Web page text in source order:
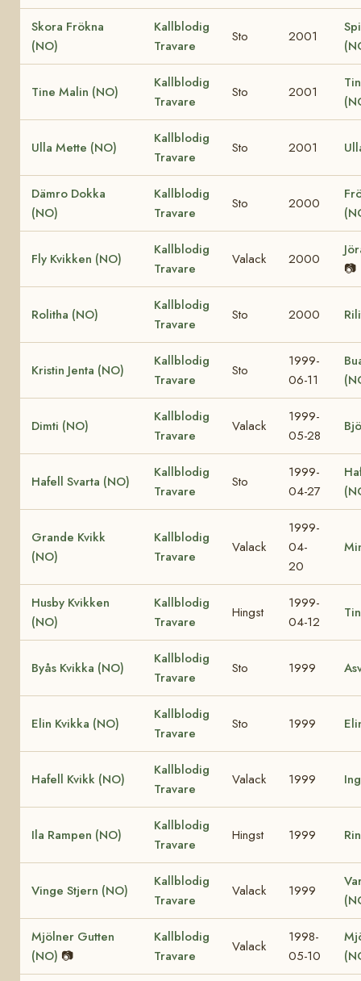
Skora Frökna
(NO)
Kallblodig
Travare
Sto 2001
Tine Malin (NO)
Kallblodig
Travare
Sto 2001
Ulla Mette (NO)
Kallblodig
Travare
Sto 2001
Dämro Dokka
(NO)
Kallblodig
Travare
Sto 2000
Fly Kvikken (NO)
Kallblodig
Travare
Valack 2000
📷
Rolitha (NO)
Kallblodig
Travare
Sto 2000
Kristin Jenta (NO)
Kallblodig
Travare
Sto
1999-
06-11
Dimti (NO)
Kallblodig
Travare
Valack
1999-
05-28
Hafell Svarta (NO)
Kallblodig
Travare
Sto
1999-
04-27
Grande Kvikk
(NO)
Kallblodig
Travare
Valack
1999-
04-
20
Husby Kvikken
(NO)
Kallblodig
Travare
Hingst
1999-
04-12
Byås Kvikka (NO)
Kallblodig
Travare
Sto 1999
Elin Kvikka (NO)
Kallblodig
Travare
Sto 1999
Hafell Kvikk (NO)
Kallblodig
Travare
Valack 1999
Ila Rampen (NO)
Kallblodig
Travare
Hingst 1999
Vinge Stjern (NO)
Kallblodig
Travare
Valack 1999
Mjölner Gutten
(NO) 📷
Kallblodig
Travare
Valack
1998-
05-10